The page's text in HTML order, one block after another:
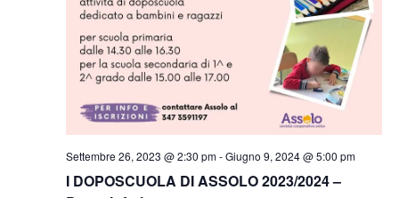
Settembre 26, 2023 @ 2:30 pm-Giugno 9, 2024 @ 5:00 pm
I DOPOSCUOLA DI ASSOLO 2023/2024 –